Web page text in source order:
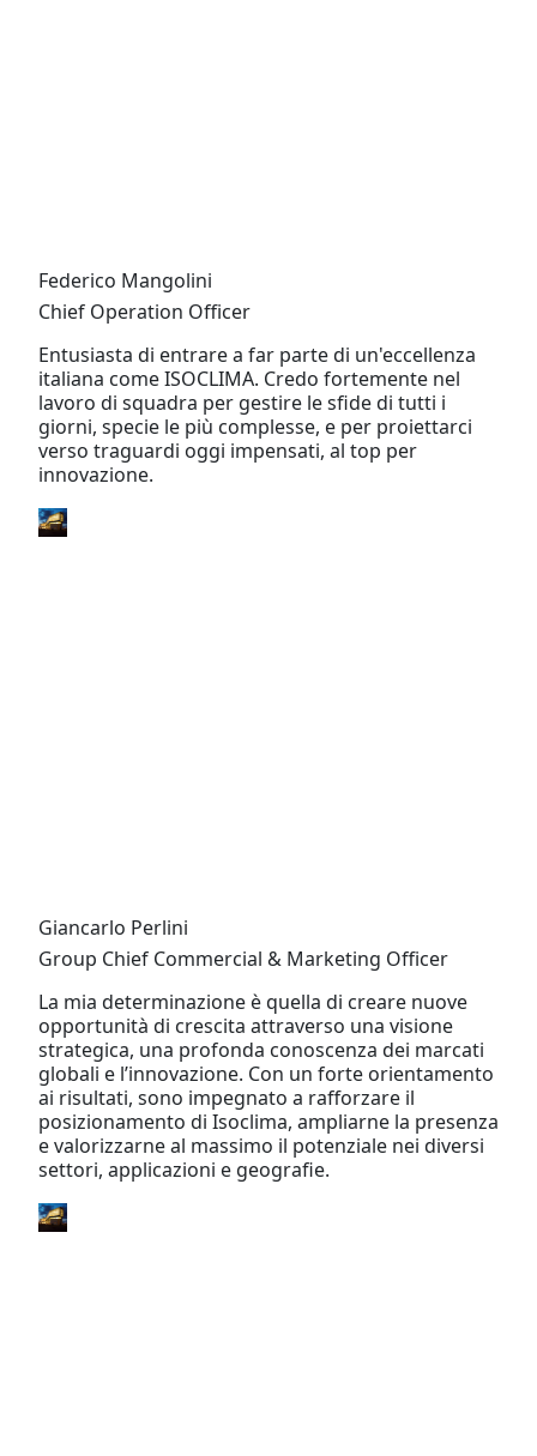
Federico Mangolini
Chief Operation Officer
Entusiasta di entrare a far parte di un'eccellenza
italiana come ISOCLIMA. Credo fortemente nel
lavoro di squadra per gestire le sfide di tutti i
giorni, specie le più complesse, e per proiettarci
verso traguardi oggi impensati, al top per
innovazione.
Giancarlo Perlini
Group Chief Commercial & Marketing Officer
La mia determinazione è quella di creare nuove
opportunità di crescita attraverso una visione
strategica, una profonda conoscenza dei marcati
globali e l’innovazione. Con un forte orientamento
ai risultati, sono impegnato a rafforzare il
posizionamento di Isoclima, ampliarne la presenza
e valorizzarne al massimo il potenziale nei diversi
settori, applicazioni e geografie.